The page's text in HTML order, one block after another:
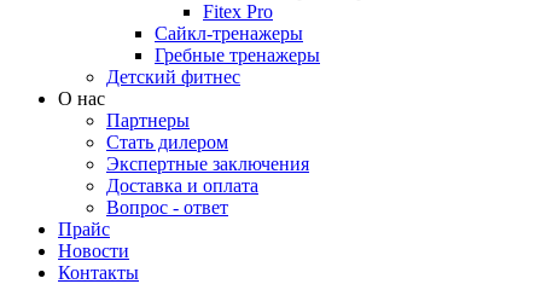
Fitex Pro
Сайкл-тренажеры
Гребные тренажеры
Детский фитнес
О нас
Партнеры
Стать дилером
Экспертные заключения
Доставка и оплата
Вопрос - ответ
Прайс
Новости
Контакты